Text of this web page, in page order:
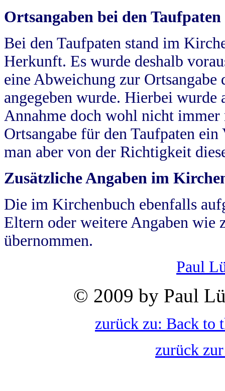
Ortsangaben bei den Taufpaten
Bei den Taufpaten stand im
Herkunft. Es wurde deshalb
eine Abweichung zur
angegeben wurde. Hierbei wurde
Annahme doch wohl nicht
Ortsangabe für den Taufpaten
man aber von der Richtigkeit
Zusätzliche Angaben im
Die im Kirchenbuch ebenfalls
Eltern oder weitere Angaben wie
übernommen.
Paul
© 2009 by Paul
zurück zu: Back to
zurück